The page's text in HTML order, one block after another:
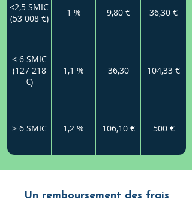
≤2,5 SMIC
(53 008 €)
1 % 9,80 € 36,30 €
≤ 6 SMIC
(127 218
€)
1,1 % 36,30 104,33 €
> 6 SMIC 1,2 % 106,10 € 500 €
Un remboursement des frais